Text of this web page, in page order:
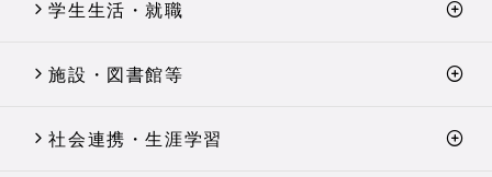
学生生活・就職
施設・図書館等
社会連携・生涯学習